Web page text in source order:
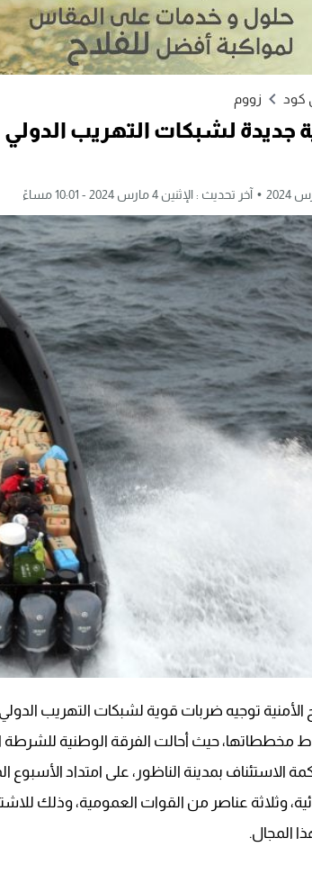
كود زووم
آخر تحديث : الإثنين 4 مارس 2024 - 10:01 مساءً
توجيه ضربات قوية لشبكات التهريب الدولي
مخططاتها، حيث أحالت الفرقة الوطنية للشرطة
وثلاثة عناصر من القوات العمومية، وذلك
المجال.